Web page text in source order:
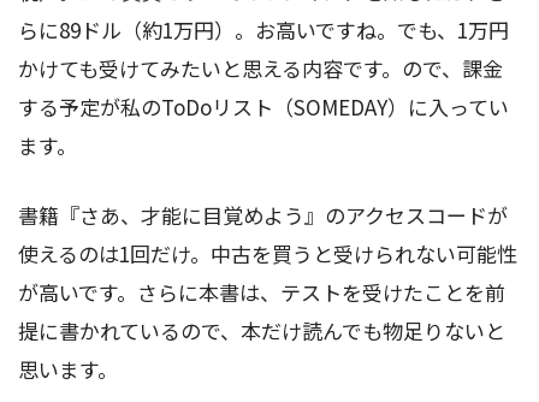
らに89ドル（約1万円）。お高いですね。でも、1万円
かけても受けてみたいと思える内容です。ので、課金
する予定が私のToDoリスト（SOMEDAY）に入ってい
ます。
書籍『さあ、才能に目覚めよう』のアクセスコードが
使えるのは1回だけ。中古を買うと受けられない可能性
が高いです。さらに本書は、テストを受けたことを前
提に書かれているので、本だけ読んでも物足りないと
思います。